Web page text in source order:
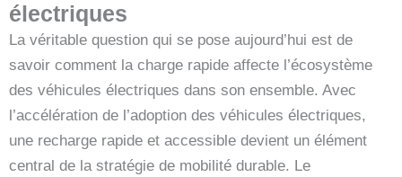
électriques
La véritable question qui se pose aujourd’hui est de
savoir comment la charge rapide affecte l’écosystème
des véhicules électriques dans son ensemble. Avec
l’accélération de l’adoption des véhicules électriques,
une recharge rapide et accessible devient un élément
central de la stratégie de mobilité durable. Le